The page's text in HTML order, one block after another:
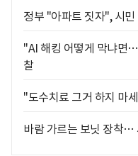
정부 "아파트 짓자", 시
"AI 해킹 어떻게 막냐면
찰
"도수치료 그거 하지 마
바람 가르는 보닛 장착…